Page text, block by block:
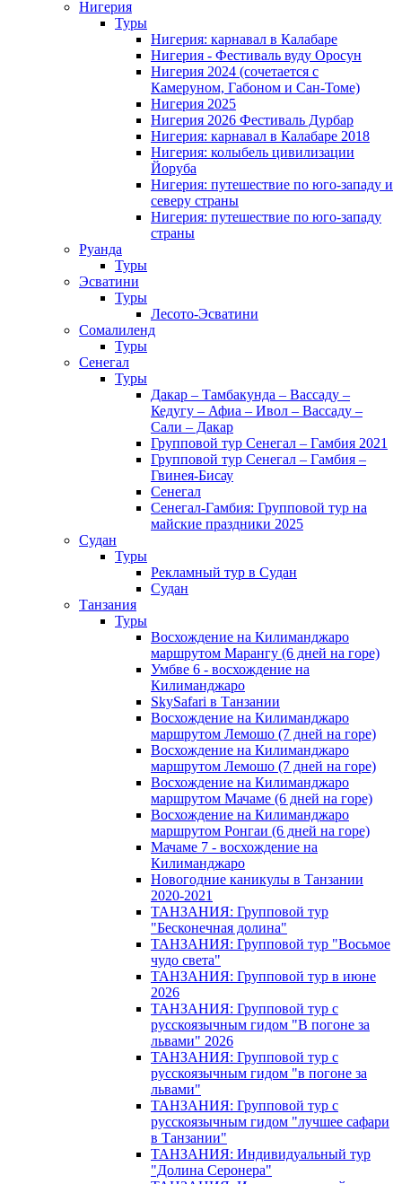
Нигерия
Туры
Нигерия: карнавал в Калабаре
Нигерия - Фестиваль вуду Оросун
Нигерия 2024 (сочетается с
Камеруном, Габоном и Сан-Томе)
Нигерия 2025
Нигерия 2026 Фестиваль Дурбар
Нигерия: карнавал в Калабаре 2018
Нигерия: колыбель цивилизации
Йоруба
Нигерия: путешествие по юго-западу и
северу страны
Нигерия: путешествие по юго-западу
страны
Руанда
Туры
Эсватини
Туры
Лесото-Эсватини
Сомалиленд
Туры
Сенегал
Туры
Дакар – Тамбакунда – Вассаду –
Кедугу – Афиа – Ивол – Вассаду –
Сали – Дакар
Групповой тур Сенегал – Гамбия 2021
Групповой тур Сенегал – Гамбия –
Гвинея-Бисау
Сенегал
Сенегал-Гамбия: Групповой тур на
майские праздники 2025
Судан
Туры
Рекламный тур в Cудан
Cудан
Танзания
Туры
Восхождение на Килиманджаро
маршрутом Марангу (6 дней на горе)
Умбве 6 - восхождение на
Килиманджаро
SkySafari в Танзании
Восхождение на Килиманджаро
маршрутом Лемошо (7 дней на горе)
Восхождение на Килиманджаро
маршрутом Лемошо (7 дней на горе)
Восхождение на Килиманджаро
маршрутом Мачаме (6 дней на горе)
Восхождение на Килиманджаро
маршрутом Ронгаи (6 дней на горе)
Мачаме 7 - восхождение на
Килиманджаро
Новогодние каникулы в Танзании
2020-2021
ТАНЗАНИЯ: Групповой тур
"Бесконечная долина"
ТАНЗАНИЯ: Групповой тур "Восьмое
чудо света"
ТАНЗАНИЯ: Групповой тур в июне
2026
ТАНЗАНИЯ: Групповой тур с
русскоязычным гидом "В погоне за
львами" 2026
ТАНЗАНИЯ: Групповой тур с
русскоязычным гидом "в погоне за
львами"
ТАНЗАНИЯ: Групповой тур с
русскоязычным гидом "лучшее сафари
в Танзании"
ТАНЗАНИЯ: Индивидуальный тур
"Долина Серонера"